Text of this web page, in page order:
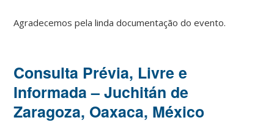
Agradecemos pela linda documentação do evento.
Consulta Prévia, Livre e
Informada – Juchitán de
Zaragoza, Oaxaca, México